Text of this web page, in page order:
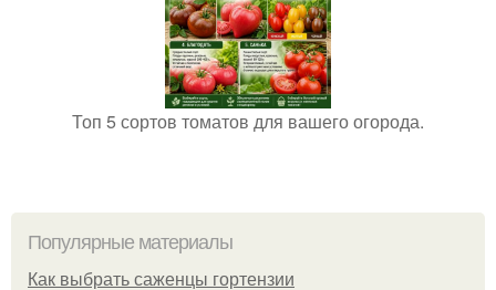
Топ 5 сортов томатов для вашего огорода.
Популярные материалы
Как выбрать саженцы гортензии